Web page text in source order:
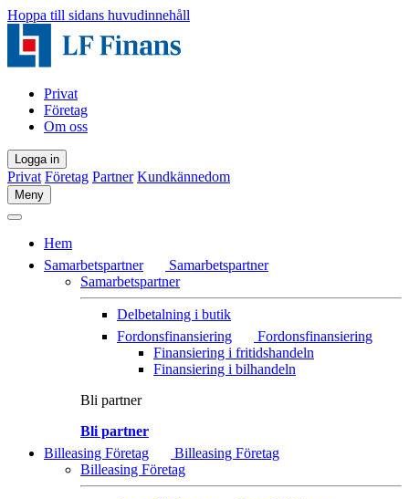
Hoppa till sidans huvudinnehåll
Privat
Företag
Om oss
Logga in
Privat Företag Partner Kundkännedom
Meny
Hem
Samarbetspartner
Samarbetspartner
Samarbetspartner
Delbetalning i butik
Fordonsfinansiering
Fordonsfinansiering
Finansiering i fritidshandeln
Finansiering i bilhandeln
Bli partner
Bli partner
Billeasing Företag
Billeasing Företag
Billeasing Företag